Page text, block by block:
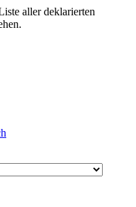
aller deklarierten